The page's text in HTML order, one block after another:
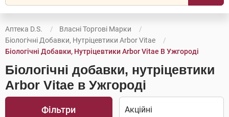
Аптека D.S.
Власні Торгові Марки
Біологічні Добавки, Нутріцевтики Arbor Vitae
Біологічні Добавки, Нутріцевтики Arbor Vitae В Ужгороді
Біологічні добавки, нутріцевтики
Arbor Vitae в Ужгороді
Фільтри